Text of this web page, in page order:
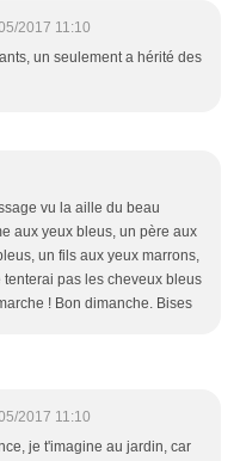
2017 11:10
un seulement a hérité des
vu la aille du beau
aux yeux bleus, un père aux
un fils aux yeux marrons,
pas les cheveux bleus
! Bon dimanche. Bises
2017 11:10
je t'imagine au jardin, car